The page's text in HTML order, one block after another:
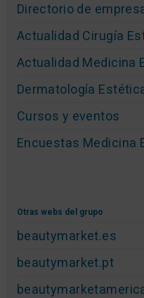
Directorio de
Actualidad Cirugía
Actualidad Medicina
Dermatología
Cursos y eventos
Encuestas Medicina
Otras webs del grupo
beautymarket.es
beautymarket.pt